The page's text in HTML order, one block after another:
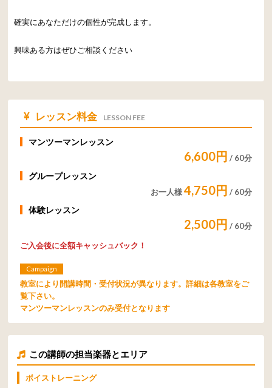
確実にあなただけの個性が完成します。
興味ある方はぜひご相談ください
レッスン料金 LESSON FEE
マンツーマンレッスン
6,600円 / 60分
グループレッスン
お一人様4,750円 / 60分
体験レッスン
2,500円 / 60分
ご入会後に全額キャッシュバック！
Campaign
教室により開講時間・受付状況が異なります。詳細は各教室をご
覧下さい。
マンツーマンレッスンのみ受付となります
この講師の担当楽器とエリア
ボイストレーニング